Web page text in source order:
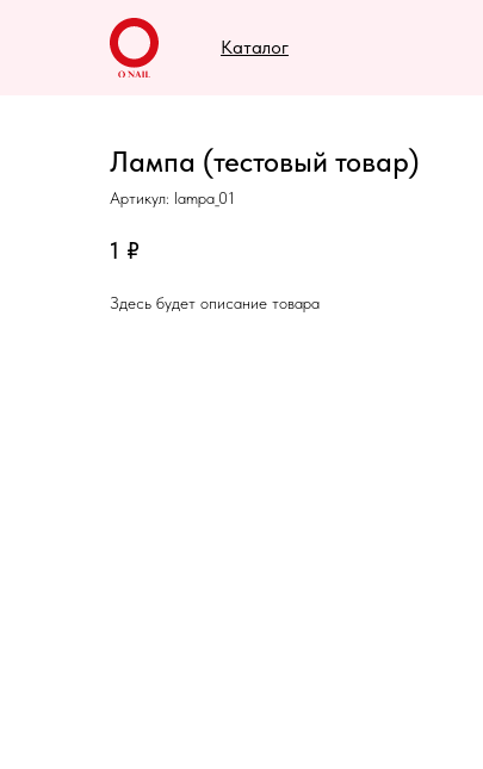
Каталог
Лампа (тестовый товар)
Артикул: lampa_01
1 ₽
Здесь будет описание товара